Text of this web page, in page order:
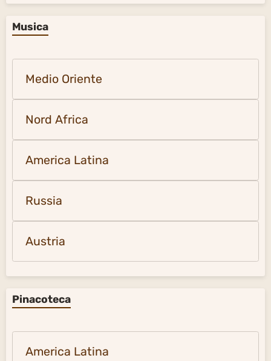
Musica
Medio Oriente
Nord Africa
America Latina
Russia
Austria
Pinacoteca
America Latina